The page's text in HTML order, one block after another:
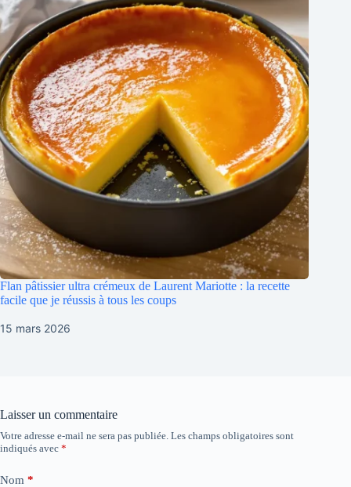
Flan pâtissier ultra crémeux de Laurent Mariotte : la recette
facile que je réussis à tous les coups
15 mars 2026
Laisser un commentaire
Votre adresse e-mail ne sera pas publiée. Les champs obligatoires sont
indiqués avec *
Nom *